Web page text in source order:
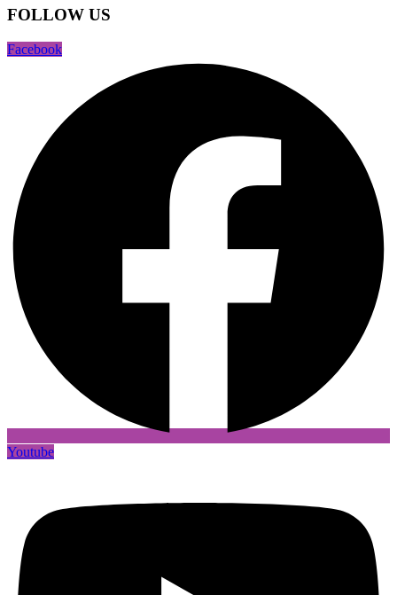
FOLLOW US
Facebook
Youtube